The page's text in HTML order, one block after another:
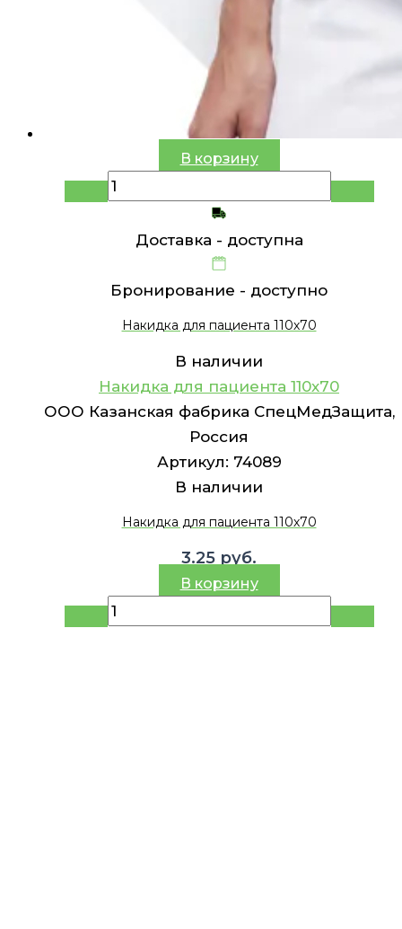
В корзину
Доставка - доступна
Бронирование - доступно
Накидка для пациента 110х70
В наличии
Накидка для пациента 110х70
ООО Казанская фабрика СпецМедЗащита,
Россия
Артикул: 74089
В наличии
Накидка для пациента 110х70
3.25 руб.
В корзину